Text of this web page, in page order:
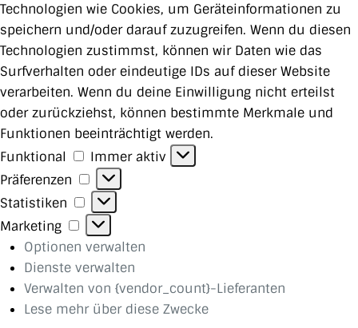
Technologien wie Cookies, um Geräteinformationen zu
speichern und/oder darauf zuzugreifen. Wenn du diesen
Technologien zustimmst, können wir Daten wie das
Surfverhalten oder eindeutige IDs auf dieser Website
verarbeiten. Wenn du deine Einwilligung nicht erteilst
oder zurückziehst, können bestimmte Merkmale und
Funktionen beeinträchtigt werden.
Funktional
Funktional
Immer aktiv
Präferenzen
Präferenzen
Statistiken
Statistiken
Marketing
Marketing
Optionen verwalten
Dienste verwalten
Verwalten von {vendor_count}-Lieferanten
Lese mehr über diese Zwecke